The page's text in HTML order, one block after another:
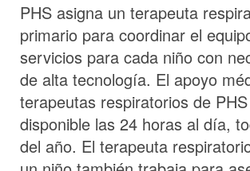
PHS asigna un terapeuta
primario para coordinar el
servicios para cada niño con
de alta tecnología. El apoyo
terapeutas respiratorios de
disponible las 24 horas al día,
del año. El terapeuta